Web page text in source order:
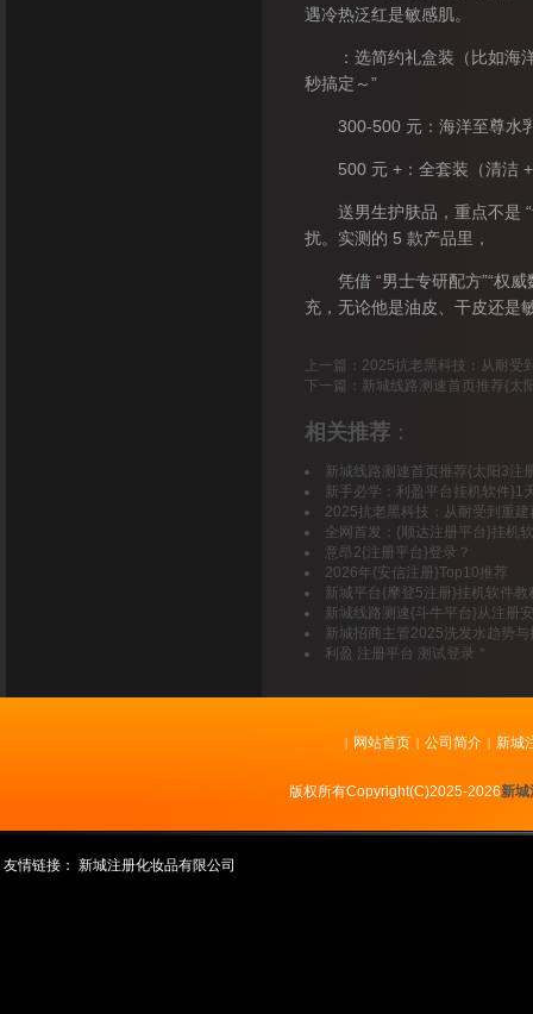
遇冷热泛红是敏感肌。
：选简约礼盒装（比如海洋
秒搞定～”
300-500 元：海洋至尊水乳
500 元 +：全套装（清洁 +
送男生护肤品，重点不是 “
扰。实测的 5 款产品里，
凭借 “男士专研配方”“权威
充，无论他是油皮、干皮还是
上一篇： 2025抗老黑科技：从耐受
下一篇： 新城线路测速首页推荐{太
相关推荐 ：
新城线路测速首页推荐{太阳3注
新手必学：利盈平台挂机软件}1
2025抗老黑科技：从耐受到重
全网首发：{顺达注册平台}挂机
意昂2{注册平台}登录？
2026年{安信注册}Top10推荐
新城平台{摩登5注册}挂机软件教
新城线路测速{斗牛平台}从注册
新城招商主管2025洗发水趋势
利盈 注册平台 测试登录＂
版权所有Copyright(C)2025-2026新城
| 网站首页 | 公司简介 | 新城
友情链接： 新城注册化妆品有限公司